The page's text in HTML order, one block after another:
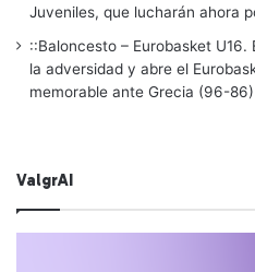
Juveniles, que lucharán ahora
::Baloncesto – Eurobasket
la adversidad y abre el
memorable ante Grecia (96-86)
ValgrAI